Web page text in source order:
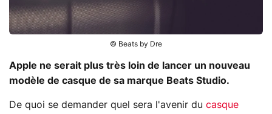
© Beats by Dre
Apple ne serait plus très loin de lancer un nouveau
modèle de casque de sa marque Beats Studio.
De quoi se demander quel sera l'avenir du casque